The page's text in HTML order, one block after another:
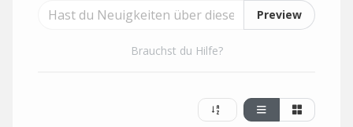
Preview
Brauchst du Hilfe?